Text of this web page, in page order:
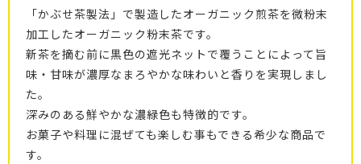
「かぶせ茶製法」で製造したオーガニック煎茶を微粉末
加工したオーガニック粉末茶です。
新茶を摘む前に黒色の遮光ネットで覆うことによって旨
味・甘味が濃厚なまろやかな味わいと香りを実現しまし
た。
深みのある鮮やかな濃緑色も特徴的です。
お菓子や料理に混ぜても楽しむ事もできる希少な商品で
す。